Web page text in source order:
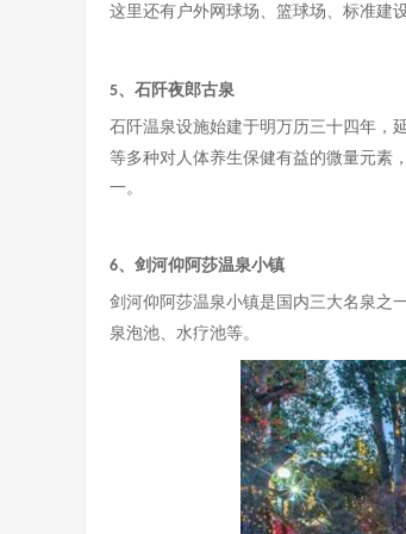
这里还有户外网球场、篮球场、标准建
5、石阡夜郎古泉
石阡温泉设施始建于明万历三十四年，
等多种对人体养生保健有益的微量元素
一。
6、剑河仰阿莎温泉小镇
剑河仰阿莎温泉小镇是国内三大名泉之
泉泡池、水疗池等。